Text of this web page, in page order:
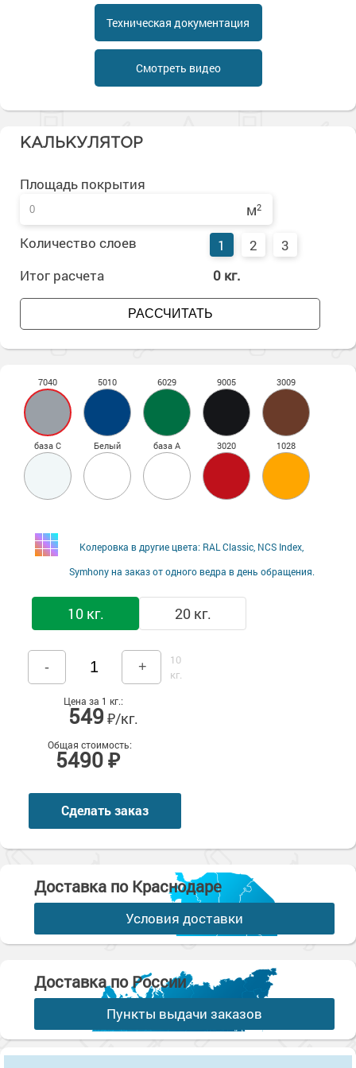
Сопутствующие товары
Морозостойкие краски для металла
Морозостойкие краски для фасада
Сопутствующие товары
Техническая документация
Смотреть видео
КАЛЬКУЛЯТОР
Площадь покрытия
м2
Количество слоев 1 2
3
Итог расчета
0 кг.
РАССЧИТАТЬ
7040 5010 6029 9005 3009
база С Белый база А 3020 1028
Колеровка в другие цвета: RAL Classic, NCS Index,
Symhony на заказ от одного ведра в день обращения.
10 кг. 20 кг.
- +
10
кг.
Цена за 1 кг.:
549 ₽/кг.
Общая стоимость:
5490 ₽
Сделать заказ
Доставка по Краснодаре
Условия доставки
Доставка по России
Пункты выдачи заказов